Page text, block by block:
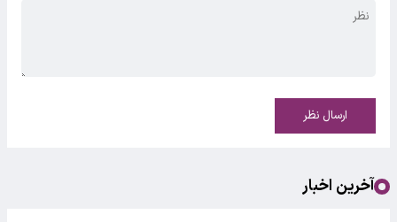
ارسال نظر
آخرین اخبار